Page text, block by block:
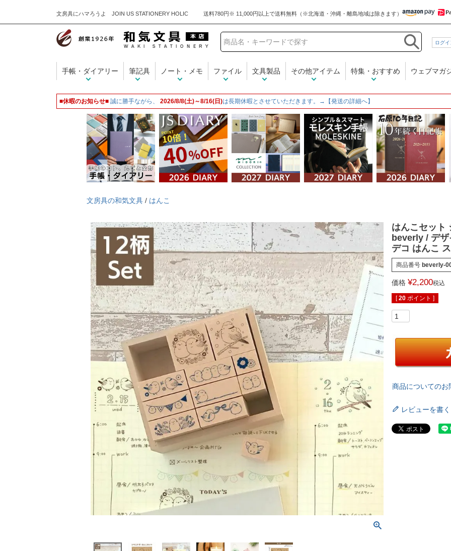
文房具にハマろうよ JOIN US STATIONERY HOLIC
和気文具
ログイ
手帳・ダイアリー 筆記具 ノート・メモ ファイル 文具製品 その他アイテム 特集・おすすめ ウェブマガ
■休暇のお知らせ■ 誠に勝手ながら、 2026/8/8(土)～8/16(日)は長期休暇とさせていただきます。→【発送の詳細へ】
文房具の和気文具 / はんこ
はんこセット
beverly / デ
デコ はんこ
商品番号 beverly-
価格 ¥2,200税込
[20 ポイント ]
商品についてのお
レビューを書く